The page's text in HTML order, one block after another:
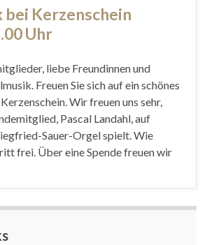
Kerzenschein
Uhr
liebe Freundinnen und
Freuen Sie sich auf ein schönes
Wir freuen uns sehr,
Pascal Landahl, auf
Sauer-Orgel spielt. Wie
frei. Über eine Spende freuen wir